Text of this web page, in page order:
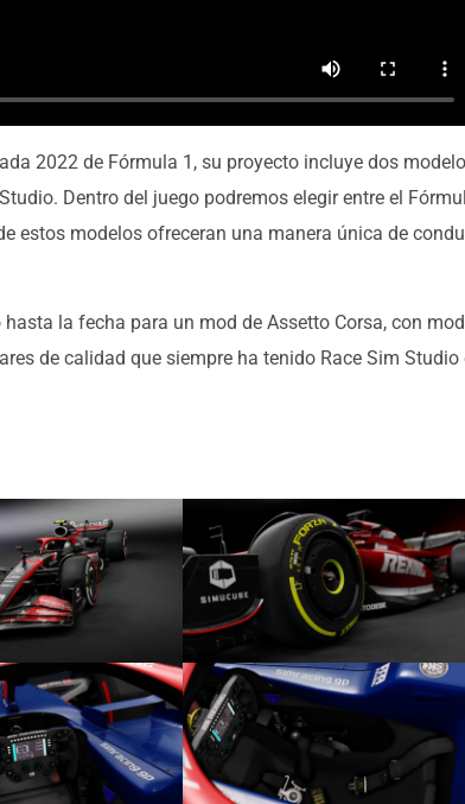
2022 de Fórmula 1, su proyecto incluye dos
Dentro del juego podremos elegir entre el
estos modelos ofreceran una manera única de
la fecha para un mod de Assetto Corsa, con
de calidad que siempre ha tenido Race Sim Studio